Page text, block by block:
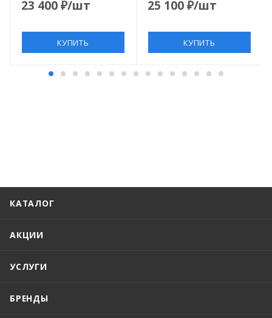
23 400₽/шт
КУПИТЬ
выключателем и
25 100₽/шт
КУПИТЬ
КАТАЛОГ
АКЦИИ
УСЛУГИ
БРЕНДЫ